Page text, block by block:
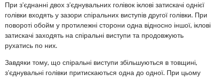
При з’єднанні двох з’єднувальних голівок іклові затискачі однієї
голівки входять у зазори спіральних виступів другої голівки. При
повороті обойм у протилежні сторони одна відносно іншої, іклові
затискачі заходять на спіральні виступи та продовжують
рухатись по них.
Завдяки тому, що спіральні виступи збільшуються в товщині,
з’єднувальні голівки притискаються одна до одної. При цьому